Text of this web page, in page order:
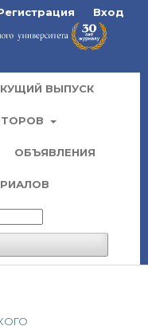
ВЫПУСК
ОБЪЯВЛЕНИЯ
Вход